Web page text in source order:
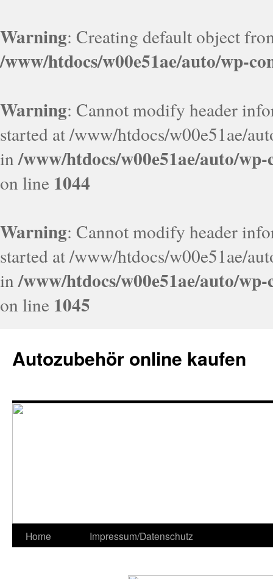
Warning: Creating default object
/www/htdocs/w00e51ae/auto/wp-
Warning: Cannot modify header
started at /www/htdocs/w00e51ae/
in/www/htdocs/w00e51ae/auto/
on line 1044
Warning: Cannot modify header
started at /www/htdocs/w00e51ae/
in/www/htdocs/w00e51ae/auto/
on line 1045
Autozubehör online kaufen
Home Impressum/Datenschutz